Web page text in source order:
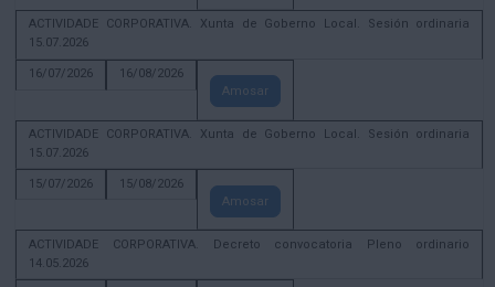
ACTIVIDADE CORPORATIVA. Xunta de Goberno Local. Sesión ordinaria
15.07.2026
16/07/2026
16/08/2026
Amosar
ACTIVIDADE CORPORATIVA. Xunta de Goberno Local. Sesión ordinaria
15.07.2026
15/07/2026
15/08/2026
Amosar
ACTIVIDADE CORPORATIVA. Decreto convocatoria Pleno ordinario
14.05.2026